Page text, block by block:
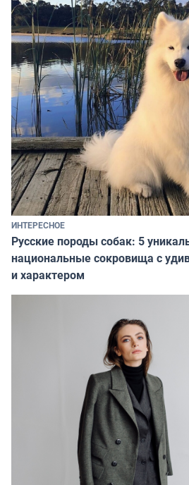
ИНТЕРЕСНОЕ
Русские породы собак: 5
национальные сокровища с
и характером